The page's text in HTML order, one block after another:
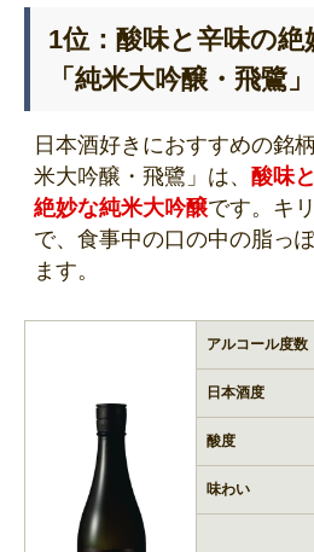
1位：酸味と辛味の
「純米大吟醸・飛鷺」
日本酒好きにおすすめの銘
米大吟醸・飛鷺」は、 酸味
絶妙な純米大吟醸です。キ
で、食事中の口の中の脂っ
ます。
アルコール度数
日本酒度
酸度
味わい